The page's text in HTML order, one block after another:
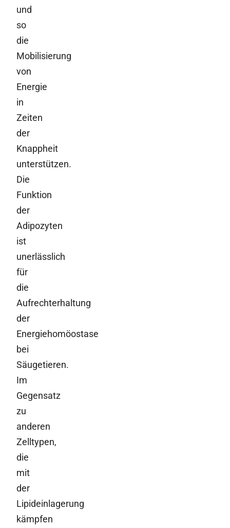
und
so
die
Mobilisierung
von
Energie
in
Zeiten
der
Knappheit
unterstützen.
Die
Funktion
der
Adipozyten
ist
unerlässlich
für
die
Aufrechterhaltung
der
Energiehomöostase
bei
Säugetieren.
Im
Gegensatz
zu
anderen
Zelltypen,
die
mit
der
Lipideinlagerung
kämpfen